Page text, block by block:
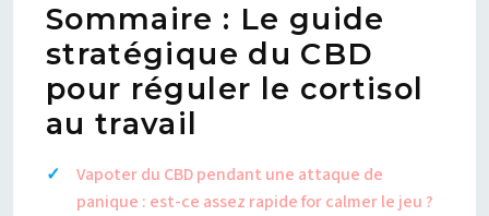
Sommaire : Le guide
stratégique du CBD
pour réguler le cortisol
au travail
Vapoter du CBD pendant une attaque de
panique : est-ce assez rapide for calmer le jeu ?